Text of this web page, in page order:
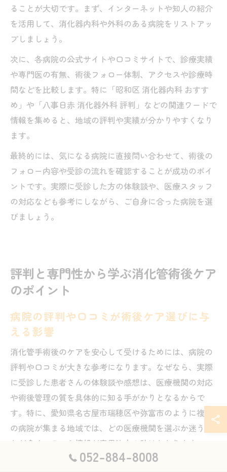
ることが大切です。まず、インターネットや知人の紹介
を活用して、消化器内科や外科のある病院をリストアッ
プしましょう。
次に、各病院の公式サイトや口コミサイトで、診療実績
や専門医の有無、術後フォロー体制、アクセスや診療時
間などを比較します。特に「昭和区 消化器内科 おすす
め」や「八事日赤 消化器外科 評判」などの関連ワードで
情報を集めると、地域の評判や実績が分かりやすくなり
ます。
最終的には、気になる病院に直接問い合わせて、術後の
フォロー内容や受診の流れを確認することが成功のポイ
ントです。実際に受診した方の体験談や、医療スタッフ
の対応なども参考にしながら、ご自身に合った病院を選
びましょう。
評判と専門性から学ぶ消化管術後ケア
のポイント
病院の評判や口コミが術後ケア選びに与
える影響
消化管手術後のケアを安心して受けるためには、病院の
評判や口コミが大きな参考になります。なぜなら、実際
に受診した患者さんの体験談や感想は、医療機関の対応
や術後管理の質を具体的に知る手がかりとなるからで
す。特に、愛知県名古屋市瑞穂区や弥富市のように複数
の病院が集まる地域では、どの医療機関を選ぶか迷うこ
とが多く、口コミ情報が意思決定の助けとなります。
例えば、「瑞穂区 消化器内科 おすすめ」や「評判のいい
052-884-8008